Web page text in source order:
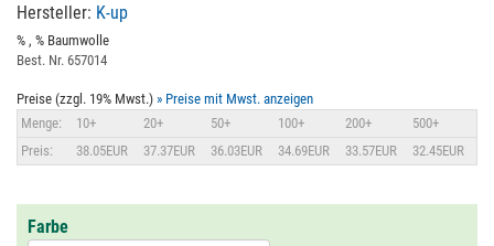
Hersteller: K-up
% , % Baumwolle
Best. Nr. 657014
Preise (zzgl. 19% Mwst.) » Preise mit Mwst. anzeigen
Menge:
10+ 20+ 50+ 100+ 200+
500+
Preis:
38.05EUR 37.37EUR 36.03EUR 34.69EUR 33.57EUR 32.45EUR
Farbe